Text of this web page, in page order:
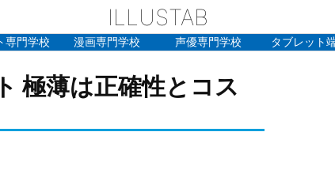
ILLUSTAB
専門学校 漫画専門学校 声優専門学校 タブレット
極薄は正確性とコス